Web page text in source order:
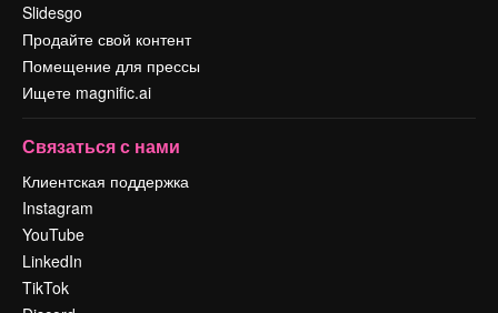
Slidesgo
Продайте свой контент
Помещение для прессы
Ищете magnific.ai
Связаться с нами
Клиентская поддержка
Instagram
YouTube
LinkedIn
TikTok